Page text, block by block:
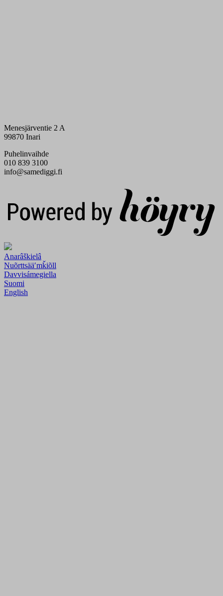
Menesjärventie 2 A
99870 Inari
Puhelinvaihde
010 839 3100
info@samediggi.fi
Anarâškielâ
Nuõrttsääʹmǩiõll
Davvisámegiella
Suomi
English